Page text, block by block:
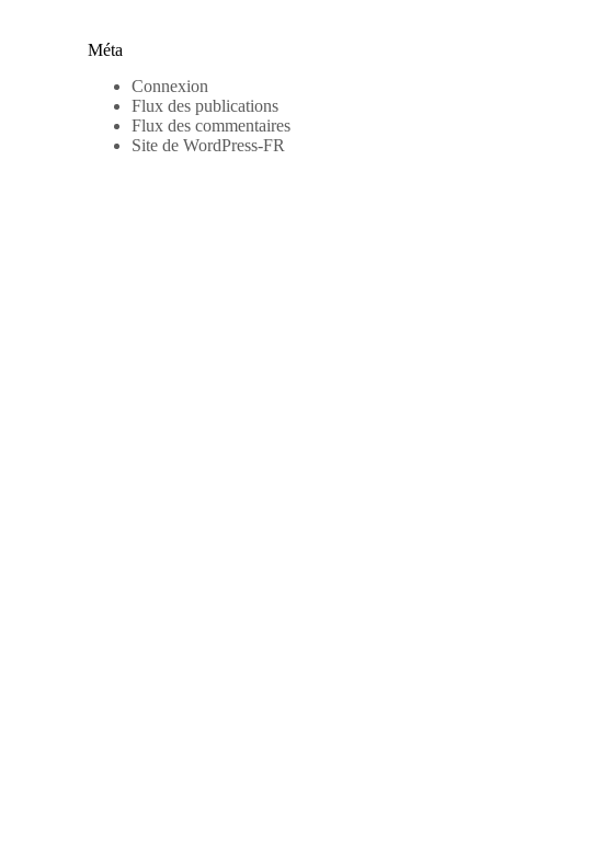
Méta
Connexion
Flux des publications
Flux des commentaires
Site de WordPress-FR